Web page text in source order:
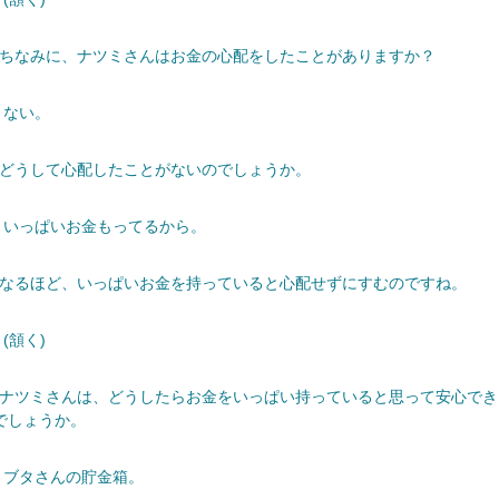
なみに、ナツミさんはお金の心配をしたことがありますか？
い。
うして心配したことがないのでしょうか。
っぱいお金もってるから。
るほど、いっぱいお金を持っていると心配せずにすむのですね。
く)
ツミさんは、どうしたらお金をいっぱい持っていると思って安心で
しょうか。
タさんの貯金箱。